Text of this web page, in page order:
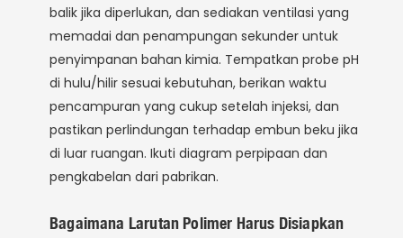
balik jika diperlukan, dan sediakan ventilasi yang
memadai dan penampungan sekunder untuk
penyimpanan bahan kimia. Tempatkan probe pH
di hulu/hilir sesuai kebutuhan, berikan waktu
pencampuran yang cukup setelah injeksi, dan
pastikan perlindungan terhadap embun beku jika
di luar ruangan. Ikuti diagram perpipaan dan
pengkabelan dari pabrikan.
Bagaimana Larutan Polimer Harus Disiapkan